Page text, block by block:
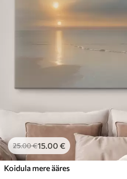
25.00€15.00 €
Koidula mere ääres